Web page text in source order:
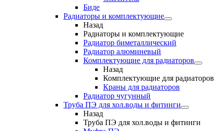
Биде
Радиаторы и комплектующие
Назад
Радиаторы и комплектующие
Радиатор биметаллический
Радиатор алюминевый
Комплектующие для радиаторов
Назад
Комплектующие для радиаторов
Краны для радиаторов
Радиатор чугунный
Труба ПЭ для хол.воды и фитинги
Назад
Труба ПЭ для хол.воды и фитинги